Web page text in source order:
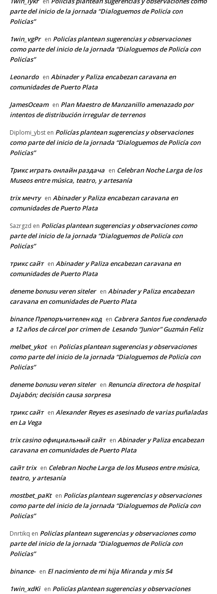
parte del inicio de la jornada “Dialoguemos de Policía con
Policías”
1win_vgPr en Policías plantean sugerencias y observaciones
como parte del inicio de la jornada “Dialoguemos de Policía con
Policías”
Leonardo en Abinader y Paliza encabezan caravana en
comunidades de Puerto Plata
JamesOceam en Plan Maestro de Manzanillo amenazado por
intentos de distribución irregular de terrenos
Diplomi_ybst en Policías plantean sugerencias y observaciones
como parte del inicio de la jornada “Dialoguemos de Policía con
Policías”
Трикс играть онлайн раздача en Celebran Noche Larga de los
Museos entre música, teatro, y artesanía
trix мечту en Abinader y Paliza encabezan caravana en
comunidades de Puerto Plata
Sazrgzd en Policías plantean sugerencias y observaciones como
parte del inicio de la jornada “Dialoguemos de Policía con
Policías”
трикс сайт en Abinader y Paliza encabezan caravana en
comunidades de Puerto Plata
deneme bonusu veren siteler en Abinader y Paliza encabezan
caravana en comunidades de Puerto Plata
binance Препоръчителен код en Cabrera Santos fue condenado
a 12 años de cárcel por crimen de Lesando “Junior” Guzmán Feliz
melbet_ykot en Policías plantean sugerencias y observaciones
como parte del inicio de la jornada “Dialoguemos de Policía con
Policías”
deneme bonusu veren siteler en Renuncia directora de hospital
Dajabón; decisión causa sorpresa
трикс сайт en Alexander Reyes es asesinado de varias puñaladas
en La Vega
trix casino официальный сайт en Abinader y Paliza encabezan
caravana en comunidades de Puerto Plata
сайт trix en Celebran Noche Larga de los Museos entre música,
teatro, y artesanía
mostbet_paKt en Policías plantean sugerencias y observaciones
como parte del inicio de la jornada “Dialoguemos de Policía con
Policías”
Dnrtikq en Policías plantean sugerencias y observaciones como
parte del inicio de la jornada “Dialoguemos de Policía con
Policías”
binance- en El nacimiento de mi hija Miranda y mis 54
1win_xdKi en Policías plantean sugerencias y observaciones